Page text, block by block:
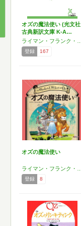
オズの魔法使い (光文社
古典新訳文庫 K-A…
登録 167
オズの魔法使い
登録 8